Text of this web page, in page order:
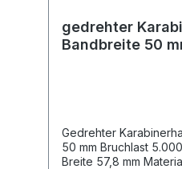
gedrehter
Bandbreite 50
Gedrehter
50 mm Bruchlast 5.000 daN Länge 162 mm